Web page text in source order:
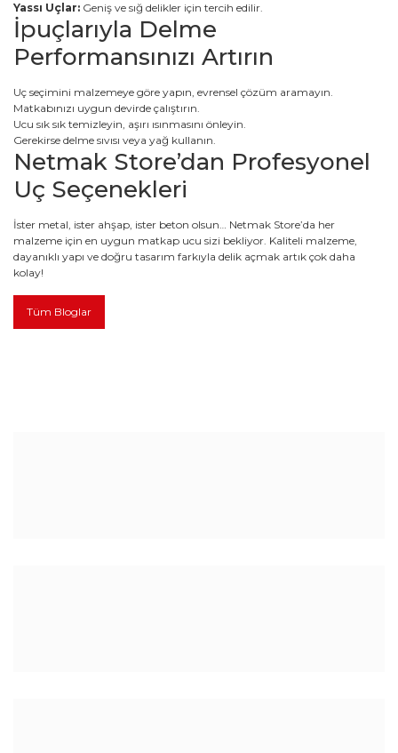
Yassı Uçlar: Geniş ve sığ delikler için tercih edilir.
İpuçlarıyla Delme
Performansınızı Artırın
Uç seçimini malzemeye göre yapın, evrensel çözüm aramayın.
Matkabınızı uygun devirde çalıştırın.
Ucu sık sık temizleyin, aşırı ısınmasını önleyin.
Gerekirse delme sıvısı veya yağ kullanın.
Netmak Store’dan Profesyonel
Uç Seçenekleri
İster metal, ister ahşap, ister beton olsun… Netmak Store’da her
malzeme için en uygun matkap ucu sizi bekliyor. Kaliteli malzeme,
dayanıklı yapı ve doğru tasarım farkıyla delik açmak artık çok daha
kolay!
Tüm Bloglar